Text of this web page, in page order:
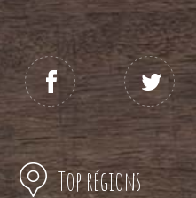
Top régions